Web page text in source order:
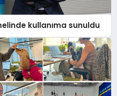
kullanıma sunuldu